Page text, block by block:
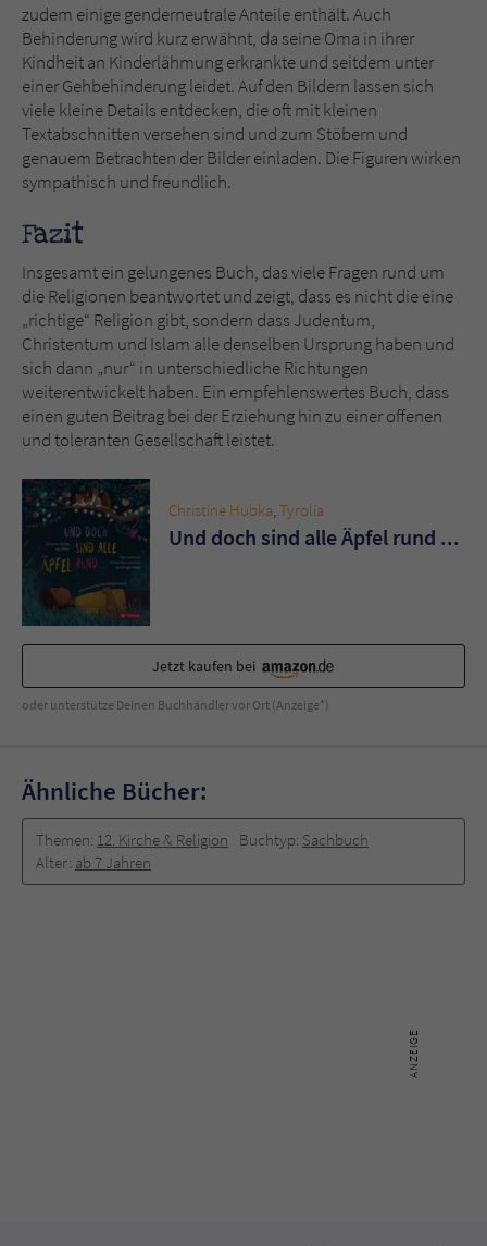
zudem einige genderneutrale Anteile enthält. Auch
Behinderung wird kurz erwähnt, da seine Oma in ihrer
Kindheit an Kinderlähmung erkrankte und seitdem unter
einer Gehbehinderung leidet. Auf den Bildern lassen sich
viele kleine Details entdecken, die oft mit kleinen
Textabschnitten versehen sind und zum Stöbern und
genauem Betrachten der Bilder einladen. Die Figuren wirken
sympathisch und freundlich.
Fazit
Insgesamt ein gelungenes Buch, das viele Fragen rund um
die Religionen beantwortet und zeigt, dass es nicht die eine
„richtige“ Religion gibt, sondern dass Judentum,
Christentum und Islam alle denselben Ursprung haben und
sich dann „nur“ in unterschiedliche Richtungen
weiterentwickelt haben. Ein empfehlenswertes Buch, dass
einen guten Beitrag bei der Erziehung hin zu einer offenen
und toleranten Gesellschaft leistet.
Christine Hubka,Tyrolia
Und doch sind alle Äpfel rund ...
Jetzt kaufen bei
oder unterstütze Deinen Buchhändler vor Ort (Anzeige*)
Ähnliche Bücher:
Themen: 12. Kirche & Religion Buchtyp: Sachbuch
Alter: ab 7 Jahren